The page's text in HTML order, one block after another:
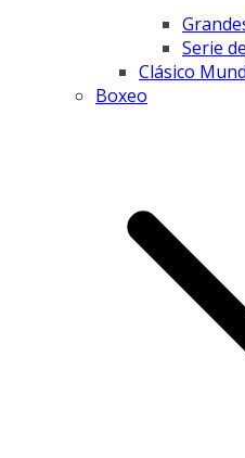
Serie
Clásico
Boxeo